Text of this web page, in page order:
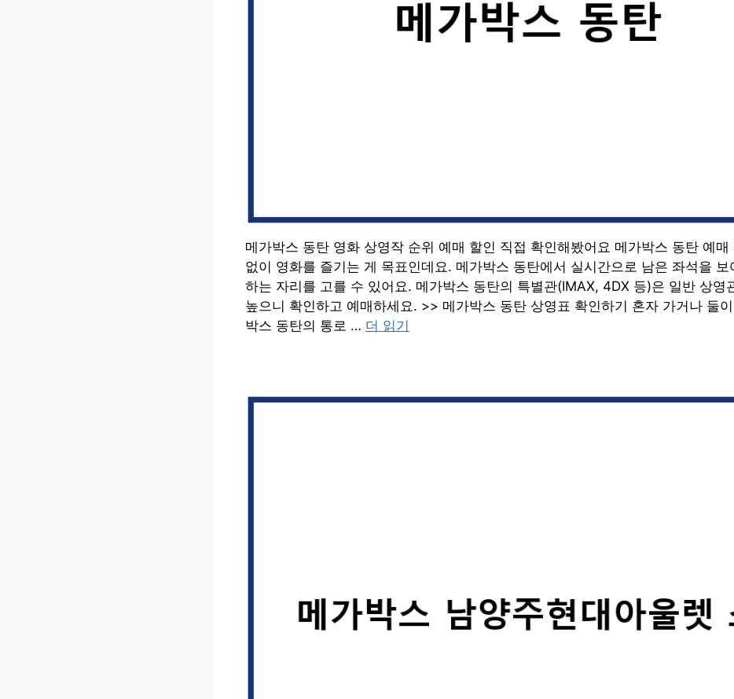
메가박스 동탄 영화 상영작 순위 예매 할인 직접 확인해봤어요 메가박스 동탄 예매
없이 영화를 즐기는 게 목표인데요. 메가박스 동탄에서 실시간으로 남은 좌석을 보
하는 자리를 고를 수 있어요. 메가박스 동탄의 특별관(IMAX, 4DX 등)은 일반 상영
높으니 확인하고 예매하세요. >> 메가박스 동탄 상영표 확인하기 혼자 가거나 둘
박스 동탄의 통로 … 더 읽기